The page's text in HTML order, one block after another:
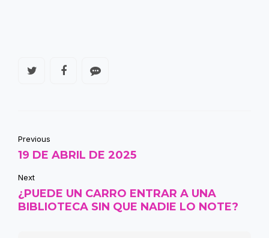
Previous
19 DE ABRIL DE 2025
Next
¿PUEDE UN CARRO ENTRAR A UNA
BIBLIOTECA SIN QUE NADIE LO NOTE?